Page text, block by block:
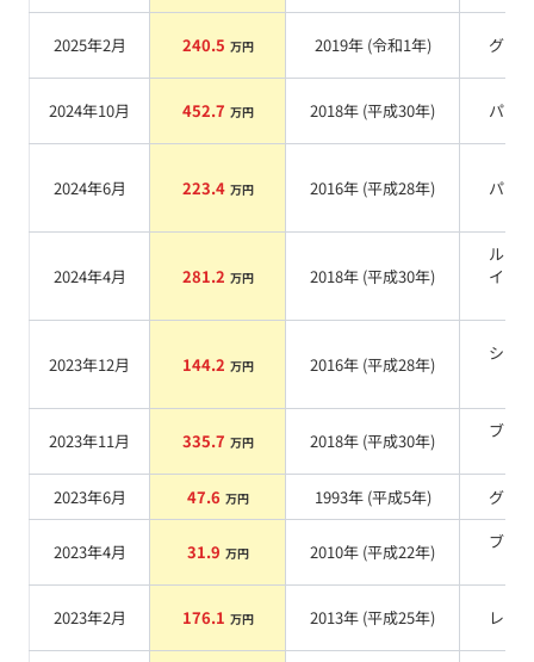
2025年2月 240.5 万円 2019年 (令和1年) グレー
2024年10月 452.7 万円 2018年 (平成30年) パール
2024年6月 223.4 万円 2016年 (平成28年) パール
2024年4月 281.2 万円 2018年 (平成30年)
ルビ
イト
2023年12月 144.2 万円 2016年 (平成28年)
シル
2023年11月 335.7 万円 2018年 (平成30年)
ブラ
2023年6月
47.6 万円 1993年 (平成5年) グレー
2023年4月 31.9 万円 2010年 (平成22年)
ブラ
2023年2月 176.1 万円 2013年 (平成25年) レッド